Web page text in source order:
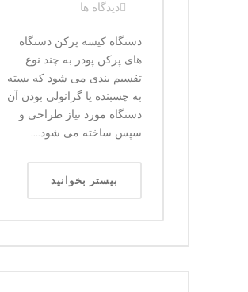
دیدگاه ها
دستگاه کیسه پرکن دستگاه
های پرکن پودر به چند نوع
تقسیم بندی می شود که بسته
به چسبنده یا گرانولی بودن آن
دستگاه مورد نیاز طراحی و
سپس ساخته می شود....
بیستر بخوانید